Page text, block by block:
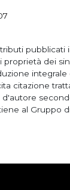
pubblicati
dei
integrale
citazione
al Gruppo